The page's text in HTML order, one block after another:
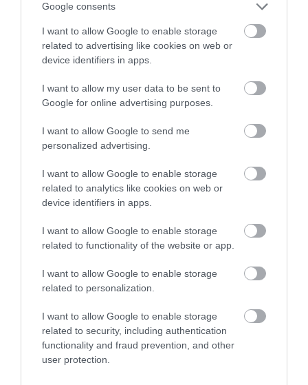
Google consents
I want to allow Google to enable storage
related to advertising like cookies on web or
device identifiers in apps.
I want to allow my user data to be sent to
Google for online advertising purposes.
I want to allow Google to send me
personalized advertising.
I want to allow Google to enable storage
related to analytics like cookies on web or
device identifiers in apps.
I want to allow Google to enable storage
related to functionality of the website or app.
I want to allow Google to enable storage
related to personalization.
I want to allow Google to enable storage
related to security, including authentication
functionality and fraud prevention, and other
user protection.
látnivalóit is.
Olvasd el ezt is! 5+1 város, ami tárt karokkal várja
a bicikliseket
Északi-tenger, Hollandia és Belgium